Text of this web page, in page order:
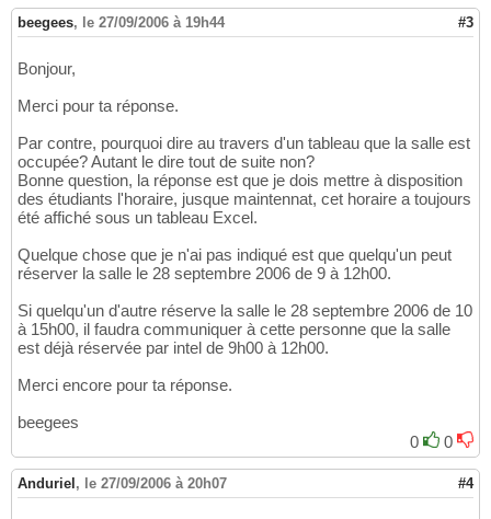
beegees, le 27/09/2006 à 19h44 #3
Bonjour,
Merci pour ta réponse.
Par contre, pourquoi dire au travers d'un tableau que la salle est
occupée? Autant le dire tout de suite non?
Bonne question, la réponse est que je dois mettre à disposition
des étudiants l'horaire, jusque maintennat, cet horaire a toujours
été affiché sous un tableau Excel.
Quelque chose que je n'ai pas indiqué est que quelqu'un peut
réserver la salle le 28 septembre 2006 de 9 à 12h00.
Si quelqu'un d'autre réserve la salle le 28 septembre 2006 de 10
à 15h00, il faudra communiquer à cette personne que la salle
est déjà réservée par intel de 9h00 à 12h00.
Merci encore pour ta réponse.
beegees
0
0
Anduriel , le 27/09/2006 à 20h07 #4